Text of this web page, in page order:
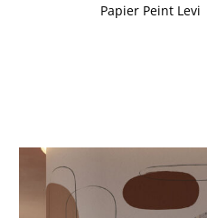
Papier Peint Levi